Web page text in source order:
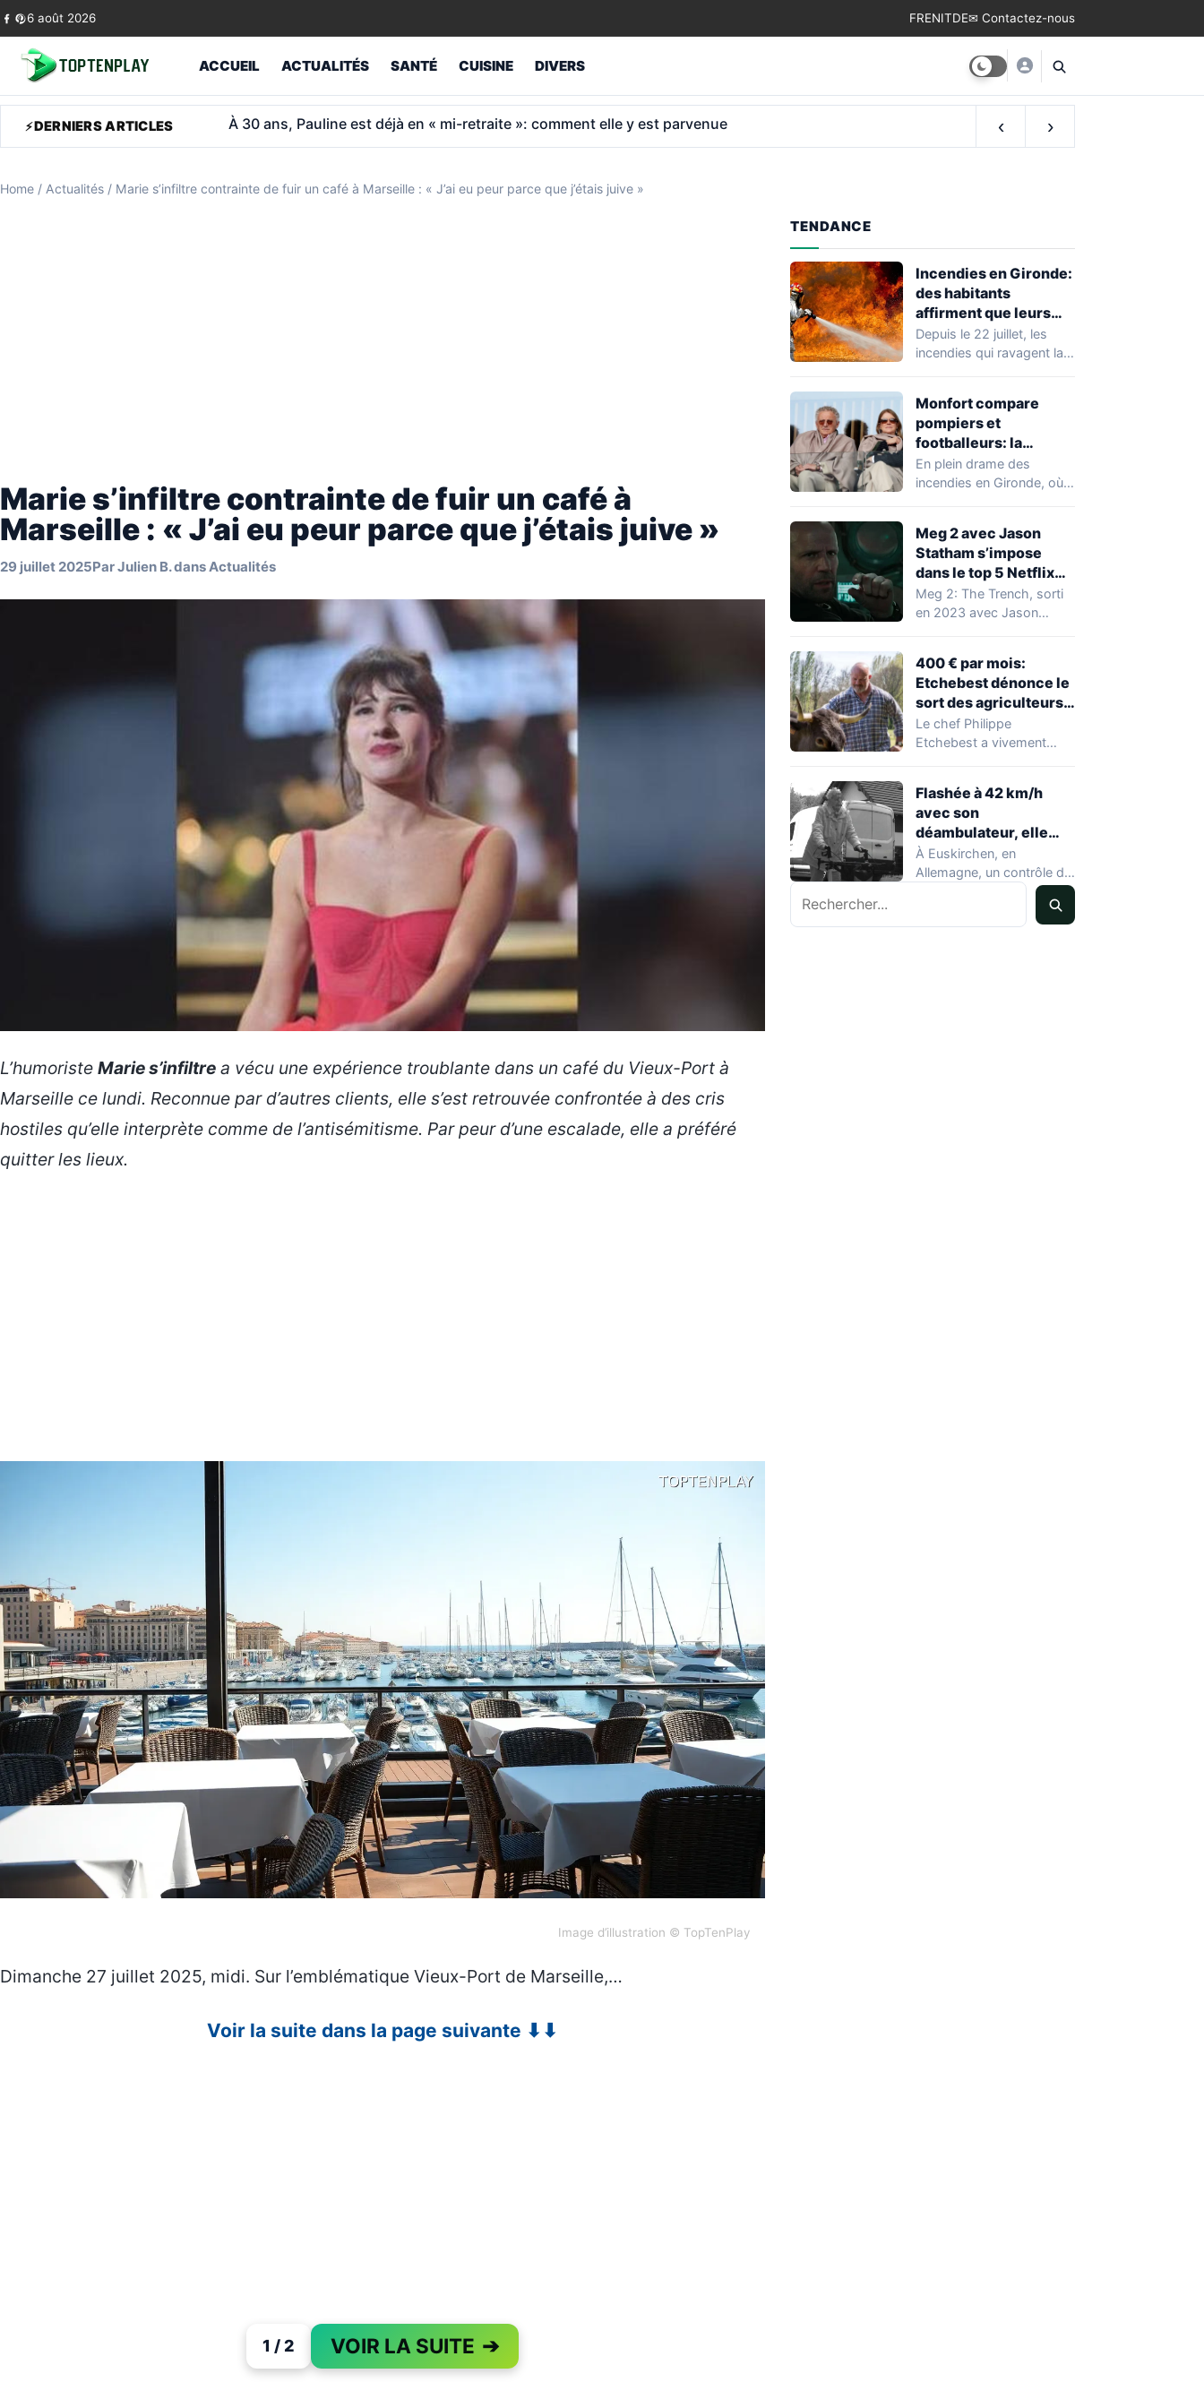
Skip to content
6 août 2026 FRENITDE✉ Contactez-nous
ACCUEIL ACTUALITÉS SANTÉ CUISINE DIVERS
DERNIERS ARTICLES ASPA 2026: l’allocation pour retraités atteint 1 043 € et non 1 012 € ‹ ›
Home / Actualités / Marie s’infiltre contrainte de fuir un café à Marseille : « J’ai eu peur parce que j’étais juive »
Marie s’infiltre contrainte de fuir un café à
Marseille : « J’ai eu peur parce que j’étais juive »
29 juillet 2025ParJulien B.dansActualités
L’humoriste Marie s’infiltre a vécu une expérience troublante dans un café du Vieux-Port à
Marseille ce lundi. Reconnue par d’autres clients, elle s’est retrouvée confrontée à des cris
hostiles qu’elle interprète comme de l’antisémitisme. Par peur d’une escalade, elle a préféré
quitter les lieux.
Image d’illustration © TopTenPlay
Dimanche 27 juillet 2025, midi. Sur l’emblématique Vieux-Port de Marseille,…
Voir la suite dans la page suivante ⬇⬇
1 / 2 VOIR LA SUITE ➔
PAGE 1 OF 2
TENDANCE
Incendies en Gironde:
des habitants
affirment que leurs
maisons ont été
sacrifiées
Depuis le 22 juillet, les
incendies qui ravagent la
Monfort compare
pompiers et
footballeurs: la
polémique qui
enflamme les réseaux
En plein drame des
incendies en Gironde, où
Meg 2 avec Jason
Statham s’impose
dans le top 5 Netflix
mondial
Meg 2: The Trench, sorti
en 2023 avec Jason
400 € par mois:
Etchebest dénonce le
sort des agriculteurs
en direct
Le chef Philippe
Etchebest a vivement
agriculteurs français lors…
Flashée à 42 km/h
avec son
déambulateur, elle
sauve un chauffard
sans le savoir
À Euskirchen, en
Allemagne, un contrôle de
vitesse ordinaire a tourné
à l'anecdote mondiale…